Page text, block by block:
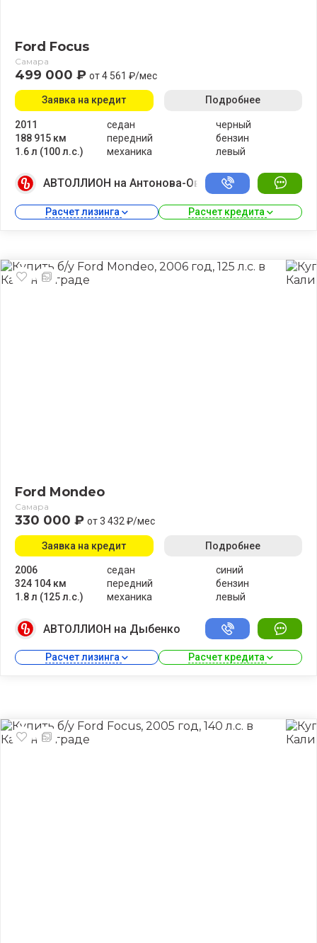
Ford Focus
Самара
499 000 ₽ от 4 561 ₽/мес
2011
188 915 км
1.6 л (100 л.с.)
седан
передний
механика
черный
бензин
левый
Заявка на кредит Подробнее
АВТОЛЛИОН на Антонова-Овсеенко
Расчет лизинга Расчет кредита
Ford Mondeo
Самара
330 000 ₽ от 3 432 ₽/мес
2006
324 104 км
1.8 л (125 л.с.)
седан
передний
механика
синий
бензин
левый
Заявка на кредит Подробнее
АВТОЛЛИОН на Дыбенко
Расчет лизинга Расчет кредита